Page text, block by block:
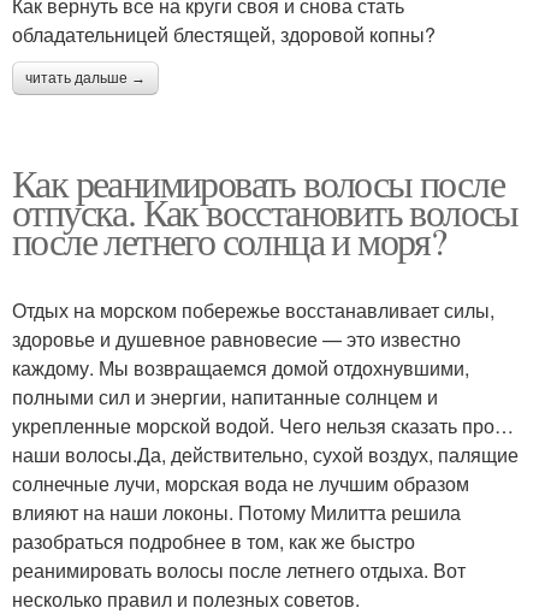
обладательницей блестящей, здоровой копны?
читать дальше →
Как реанимировать волосы после
отпуска. Как восстановить волосы
после летнего солнца и моря?
Отдых на морском побережье восстанавливает силы,
здоровье и душевное равновесие — это известно
каждому. Мы возвращаемся домой отдохнувшими,
полными сил и энергии, напитанные солнцем и
укрепленные морской водой. Чего нельзя сказать про…
наши волосы.Да, действительно, сухой воздух, палящие
солнечные лучи, морская вода не лучшим образом
влияют на наши локоны. Потому Милитта решила
разобраться подробнее в том, как же быстро
реанимировать волосы после летнего отдыха. Вот
несколько правил и полезных советов.